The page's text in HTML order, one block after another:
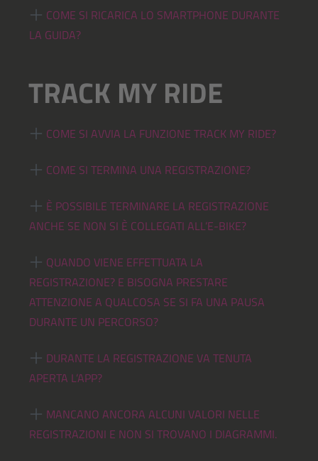
COME SI RICARICA LO SMARTPHONE DURANTE
LA GUIDA?
TRACK MY RIDE
COME SI AVVIA LA FUNZIONE TRACK MY RIDE?
COME SI TERMINA UNA REGISTRAZIONE?
È POSSIBILE TERMINARE LA REGISTRAZIONE
ANCHE SE NON SI È COLLEGATI ALL’E-BIKE?
QUANDO VIENE EFFETTUATA LA
REGISTRAZIONE? E BISOGNA PRESTARE
ATTENZIONE A QUALCOSA SE SI FA UNA PAUSA
DURANTE UN PERCORSO?
DURANTE LA REGISTRAZIONE VA TENUTA
APERTA L’APP?
MANCANO ANCORA ALCUNI VALORI NELLE
REGISTRAZIONI E NON SI TROVANO I DIAGRAMMI.